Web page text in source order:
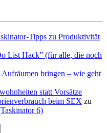
Tipps zu Produktivität
List Hack” (für alle, die noch
bringen – wie geht
statt Vorsätze
beim SEX zu
6)